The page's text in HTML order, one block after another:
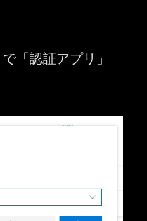
「認証アプリ」